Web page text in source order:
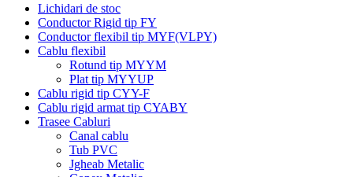
Lichidari de stoc
Conductor Rigid tip FY
Conductor flexibil tip MYF(VLPY)
Cablu flexibil
Rotund tip MYYM
Plat tip MYYUP
Cablu rigid tip CYY-F
Cablu rigid armat tip CYABY
Trasee Cabluri
Canal cablu
Tub PVC
Jgheab Metalic